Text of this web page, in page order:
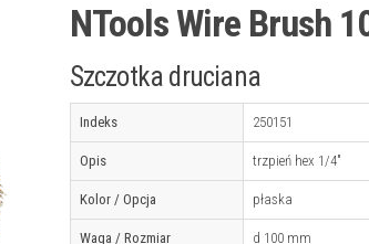
NTools Wire Brush
Szczotka druciana
Indeks 250151
Opis trzpień hex 1/4"
Kolor / Opcja płaska
Waga / Rozmiar d 100 mm